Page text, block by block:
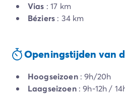
Vias : 17 km
Béziers : 34 km
Openingstijden van
Hoogseizoen: 9h/20h
Laagseizoen: 9h-12h /